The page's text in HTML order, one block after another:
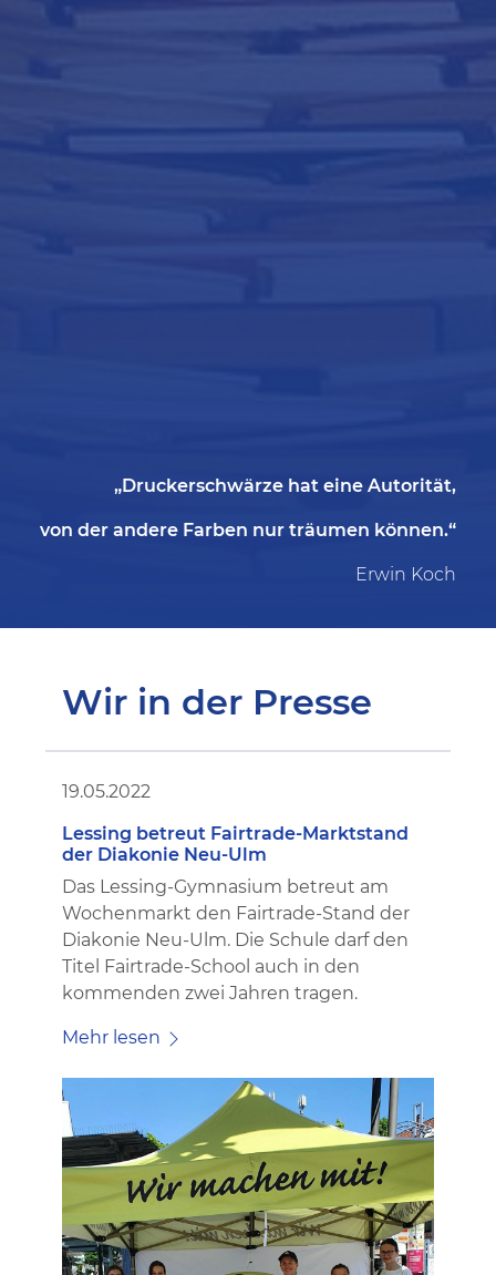
„Druckerschwärze hat eine Autorität,
von der andere Farben nur träumen können.“
Erwin Koch
Wir in der Presse
19.05.2022
Lessing betreut Fairtrade-Marktstand
der Diakonie Neu-Ulm
Das Lessing-Gymnasium betreut am
Wochenmarkt den Fairtrade-Stand der
Diakonie Neu-Ulm. Die Schule darf den
Titel Fairtrade-School auch in den
kommenden zwei Jahren tragen.
Mehr lesen